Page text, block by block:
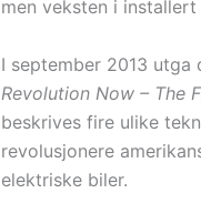
men veksten i
I september 2013
Revolution Now – The
beskrives fire ulike
revolusjonere
elektriske biler.